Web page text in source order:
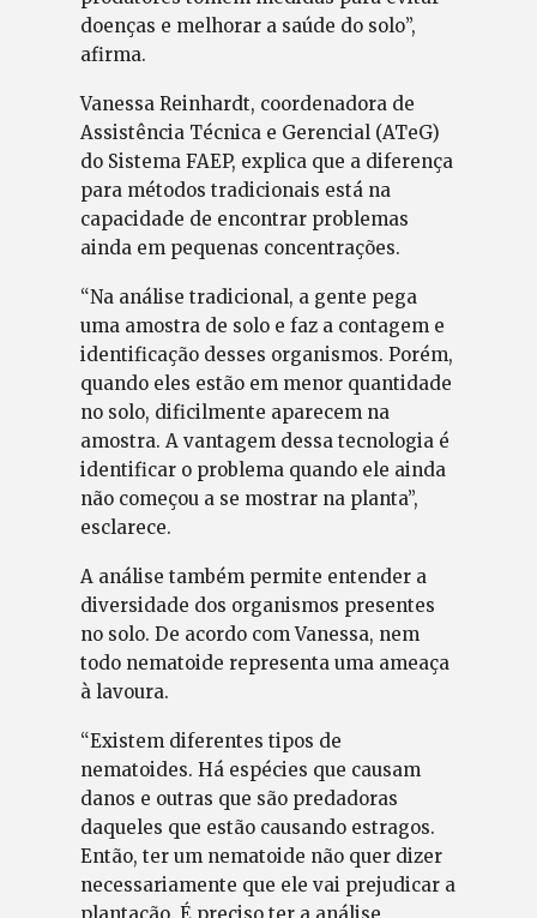
doenças e melhorar a saúde do solo”,
afirma.
Vanessa Reinhardt, coordenadora de
Assistência Técnica e Gerencial (ATeG)
do Sistema FAEP, explica que a diferença
para métodos tradicionais está na
capacidade de encontrar problemas
ainda em pequenas concentrações.
“Na análise tradicional, a gente pega
uma amostra de solo e faz a contagem e
identificação desses organismos. Porém,
quando eles estão em menor quantidade
no solo, dificilmente aparecem na
amostra. A vantagem dessa tecnologia é
identificar o problema quando ele ainda
não começou a se mostrar na planta”,
esclarece.
A análise também permite entender a
diversidade dos organismos presentes
no solo. De acordo com Vanessa, nem
todo nematoide representa uma ameaça
à lavoura.
“Existem diferentes tipos de
nematoides. Há espécies que causam
danos e outras que são predadoras
daqueles que estão causando estragos.
Então, ter um nematoide não quer dizer
necessariamente que ele vai prejudicar a